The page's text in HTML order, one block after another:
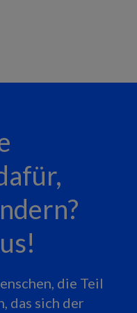
die Teil
das sich der